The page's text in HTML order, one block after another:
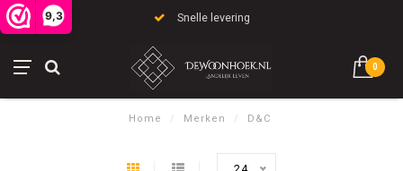
9,3 Snelle levering
0
Home / Merken / D&C